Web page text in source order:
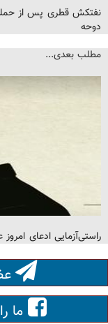
نفتکش قطری پس از
دوحه
مطلب بعدی...
راستی‌آزمایی ادعای امروز
ما